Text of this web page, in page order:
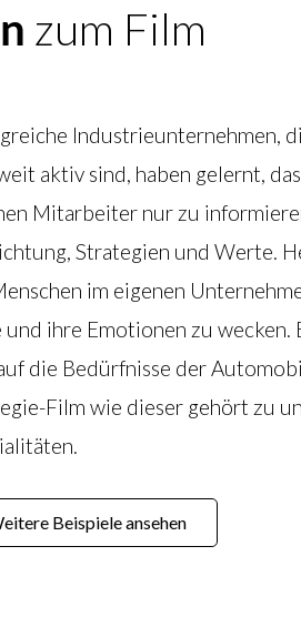
zum Film
Industrieunternehmen,
aktiv sind, haben gelernt,
Mitarbeiter nur zu
Strategien und Werte.
im eigenen
und ihre Emotionen zu
die Bedürfnisse der
Film wie dieser gehört zu
Beispiele ansehen